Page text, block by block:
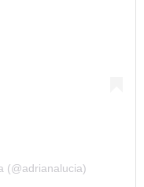
(@adrianalucia)